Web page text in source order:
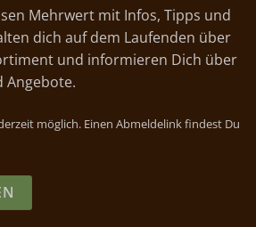
Mehrwert mit Infos, Tipps und
dich auf dem Laufenden über
und informieren Dich über
Angebote.
möglich. Einen Abmeldelink findest Du